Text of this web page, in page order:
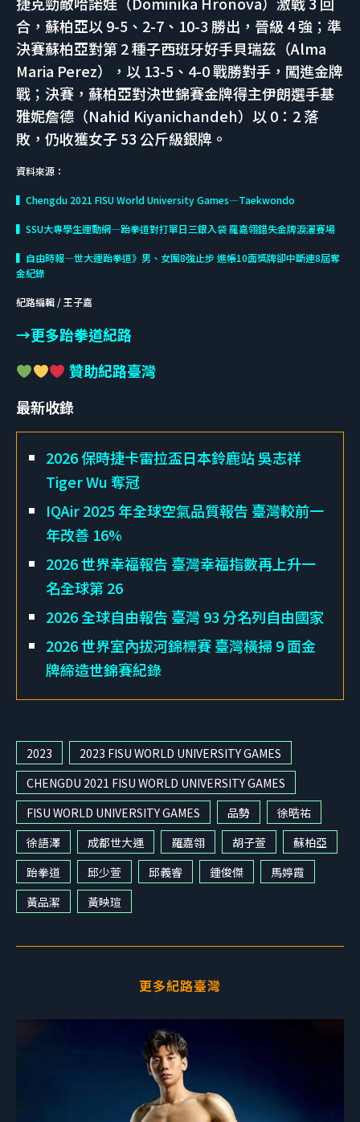
合，蘇柏亞以 9-5、2-7、10-3 勝出，晉級 4 強；準
決賽蘇柏亞對第 2 種子西班牙好手貝瑞茲（Alma
Maria Perez），以 13-5、4-0 戰勝對手，闖進金牌
戰；決賽，蘇柏亞對決世錦賽金牌得主伊朗選手基
雅妮詹德（Nahid Kiyanichandeh）以 0：2 落
敗，仍收獲女子 53 公斤級銀牌。
資料來源：
▍Chengdu 2021 FISU World University Games—Taekwondo
▍SSU大專學生運動網—跆拳道對打單日三銀入袋 羅嘉翎錯失金牌淚灑賽場
▍自由時報—世大運跆拳道》男、女團8強止步 進帳10面獎牌卻中斷連8屆奪
金紀錄
紀路編輯 / 王子嘉
→更多跆拳道紀路
贊助紀路臺灣
最新收錄
2026 保時捷卡雷拉盃日本鈴鹿站 吳志祥
Tiger Wu 奪冠
IQAir 2025 年全球空氣品質報告 臺灣較前一
年改善 16%
2026 世界幸福報告 臺灣幸福指數再上升一
名全球第 26
2026 全球自由報告 臺灣 93 分名列自由國家
2026 世界室內拔河錦標賽 臺灣橫掃 9 面金
牌締造世錦賽紀錄
2023
2023 FISU WORLD UNIVERSITY GAMES
CHENGDU 2021 FISU WORLD UNIVERSITY GAMES
FISU WORLD UNIVERSITY GAMES
品勢
徐晧祐
徐語澤
成都世大運 羅嘉翎 胡子萱
蘇柏亞
跆拳道
邱少萱 邱義睿 鍾俊傑
馬婷霞
黃品潔
黃映瑄
更多紀路臺灣